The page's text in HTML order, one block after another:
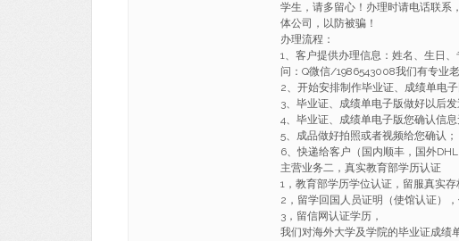
学生，请多留心！办理时请电话联系
体公司，以防被骗！
办理流程：
1、客户提供办理信息：姓名、生日
问：Q微信/1986543008我们有专业
2、开始安排制作毕业证、成绩单电子
3、毕业证、成绩单电子版做好以后发
4、毕业证、成绩单电子版您确认信
5、成品做好拍照或者视频给您确认；
6、快递给客户（国内顺丰，国外DHL
主营业务二，真实教育部学历认证
1，教育部学历学位认证，留服真实存
2，留学回国人员证明（使馆认证）
3，留信网认证学历，
我们对海外大学及学院的毕业证成绩